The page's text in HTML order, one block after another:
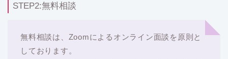
STEP2:無料相談
無料相談は、Zoomによるオンライン面談を原則と
しております。